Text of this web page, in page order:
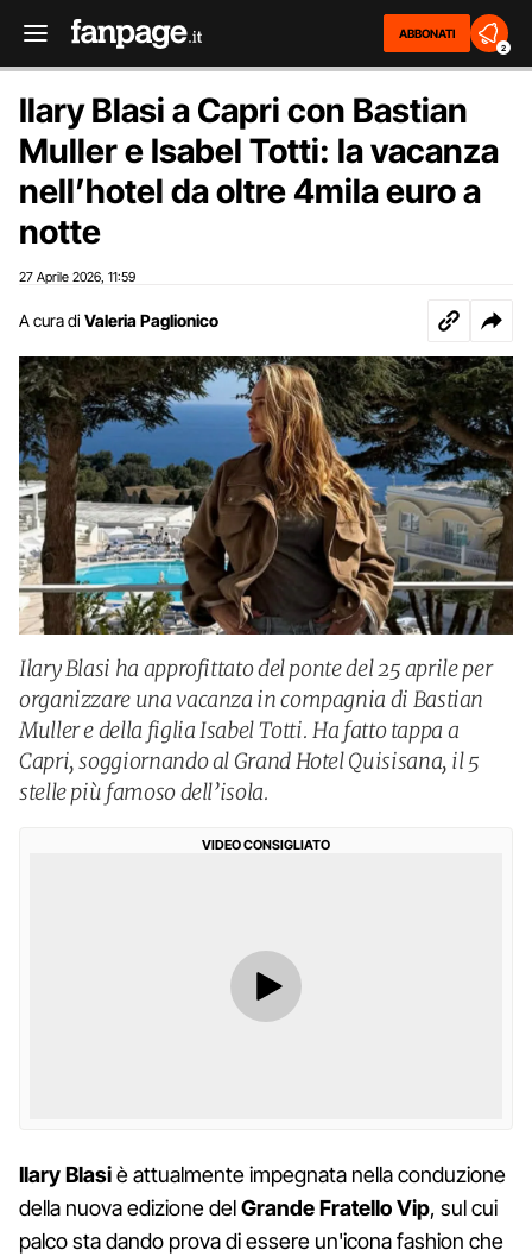
ABBONATI
2
Ilary Blasi a Capri con Bastian
Muller e Isabel Totti: la vacanza
nell’hotel da oltre 4mila euro a
notte
27 Aprile 2026 11:59
A cura di Valeria Paglionico
Ilary Blasi ha approfittato del ponte del 25 aprile per
organizzare una vacanza in compagnia di Bastian
Muller e della figlia Isabel Totti. Ha fatto tappa a
Capri, soggiornando al Grand Hotel Quisisana, il 5
stelle più famoso dell’isola.
VIDEO CONSIGLIATO
Ilary Blasiè attualmente impegnata nella conduzione
della nuova edizione delGrande Fratello Vip, sul cui
palco sta dando prova di essere un'icona fashion che